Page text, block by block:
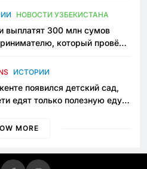
НОВОСТИ УЗБЕКИСТАНА
выплатят 300 млн сумов
который провёл
ИСТОРИИ
появился детский сад,
едят только полезную еду.
«кашу без сахара»
MORE